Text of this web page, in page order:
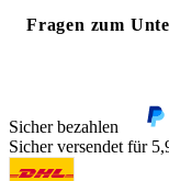
Fragen zum
Sicher bezahlen
Sicher versendet für